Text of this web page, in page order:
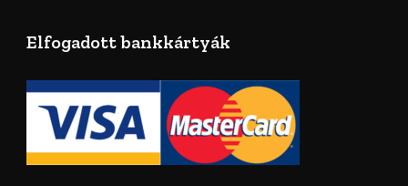
Elfogadott bankkártyák